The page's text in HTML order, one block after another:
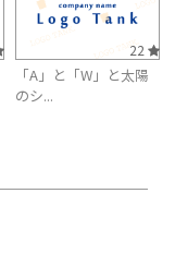
22
「A」と「W」と太陽
のシ...